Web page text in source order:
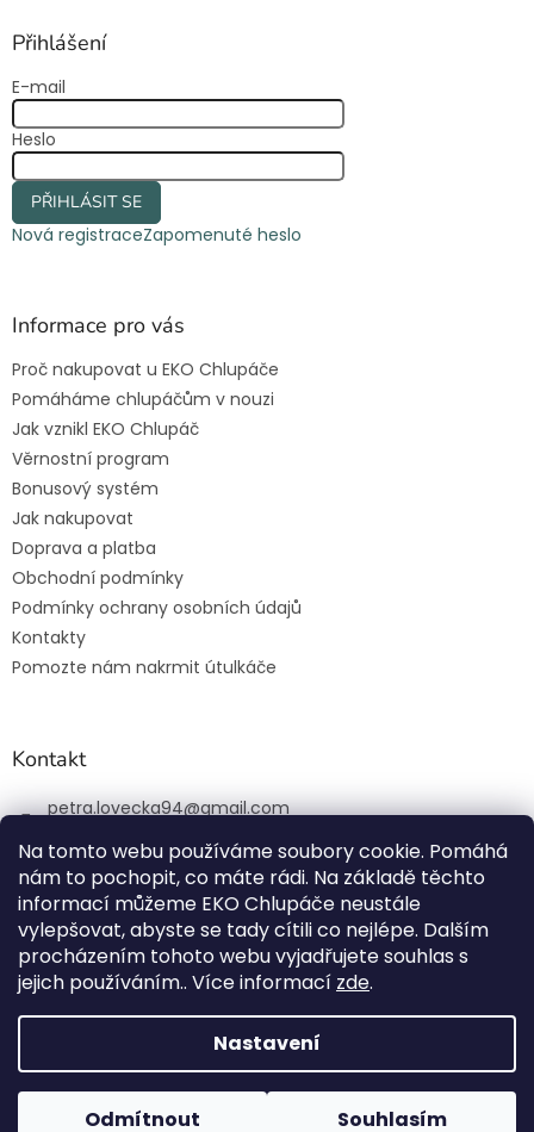
Na tomto webu používáme soubory cookie. Pomáhá
nám to pochopit, co máte rádi. Na základě těchto
informací můžeme EKO Chlupáče neustále
vylepšovat, abyste se tady cítili co nejlépe. Dalším
procházením tohoto webu vyjadřujete souhlas s
jejich používáním.. Více informací zde.
Nastavení
Odmítnout Souhlasím
Přihlášení
E-mail
Heslo
PŘIHLÁSIT SE
Nová registraceZapomenuté heslo
Informace pro vás
Proč nakupovat u EKO Chlupáče
Pomáháme chlupáčům v nouzi
Jak vznikl EKO Chlupáč
Věrnostní program
Bonusový systém
Jak nakupovat
Doprava a platba
Obchodní podmínky
Podmínky ochrany osobních údajů
Kontakty
Pomozte nám nakrmit útulkáče
Kontakt
petra.lovecka94@gmail.com
+420 774 131 648
ekochlupac.cz
Vytvořil Shoptet
EKO Chlupáč. Všechna práva vyhrazena.
Všechny použité ikony vytvořil Freepik zwww.flaticon.com